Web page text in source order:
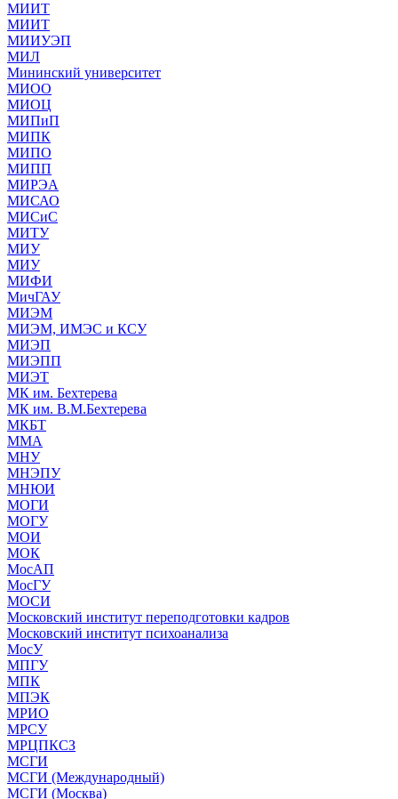
МИИТ
МИИТ
МИИУЭП
МИЛ
Мининский университет
МИОО
МИОЦ
МИПиП
МИПК
МИПО
МИПП
МИРЭА
МИСАО
МИСиС
МИТУ
МИУ
МИУ
МИФИ
МичГАУ
МИЭМ
МИЭМ, ИМЭС и КСУ
МИЭП
МИЭПП
МИЭТ
МК им. Бехтерева
МК им. В.М.Бехтерева
МКБТ
ММА
МНУ
МНЭПУ
МНЮИ
МОГИ
МОГУ
МОИ
МОК
МосАП
МосГУ
МОСИ
Московский институт переподготовки кадров
Московский институт психоанализа
МосУ
МПГУ
МПК
МПЭК
МРИО
МРСУ
МРЦПКСЗ
МСГИ
МСГИ (Международный)
МСГИ (Москва)